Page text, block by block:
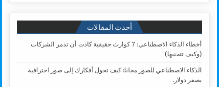
أحدث المقالات
أخطاء الذكاء الاصطناعي: 7 كوارث حقيقية كادت أن تدمر الشركات
(وكيف تتجنبها)
الذكاء الاصطناعي للصور مجانا: كيف تحول أفكارك إلى صور احترافية
بصفر دولار.